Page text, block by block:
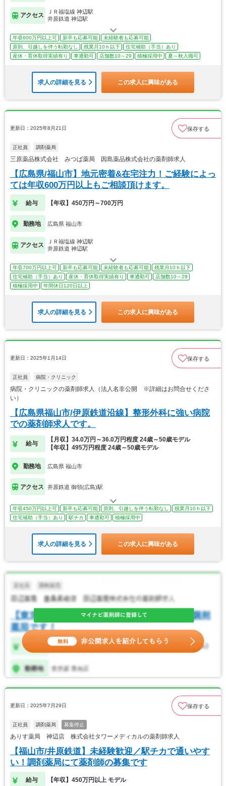
アクセス
ＪＲ福塩線 神辺駅
井原鉄道 神辺駅
年収600万円以上可 新卒も応募可能
未経験者も応募可能
原則、引越しを伴う転勤なし
残業月10ｈ以下
住宅補助（手当）あり
産休・育休取得実績有り
車通勤可 店舗数10～29 積極採用中 夏～秋入職可
求人の詳細を見る この求人に興味がある
更新日：2025年8月21日 保存する
正社員 調剤薬局
三原薬品株式会社 みつば薬局 因島薬品株式会社の薬剤師求人
【広島県/福山市】地元密着&在宅注力！ご経験によっ
ては年収600万円以上もご相談頂けます。
給与 【年収】450万円～700万円
勤務地 広島県 福山市
アクセス
ＪＲ福塩線 神辺駅
井原鉄道 神辺駅
年収700万円以上可 新卒も応募可能 未経験者も応募可能
残業月10ｈ以下
住宅補助（手当）あり
産休・育休取得実績有り 車通勤可
店舗数10～29
積極採用中
年間休日120日以上
求人の詳細を見る この求人に興味がある
更新日：2025年1月14日 保存する
正社員 病院・クリニック
病院・クリニックの薬剤師求人（法人名非公開 ※詳細はお問合せくださ
い）
【広島県福山市/伊原鉄道沿線】整形外科に強い病院
での薬剤師求人です。
給与
【月収】34.0万円～36.0万円程度 24歳～50歳モデル
【年収】495万円程度 24歳～50歳モデル
勤務地 広島県 福山市
アクセス 井原鉄道 御領(広島)駅
年収450万円以上可 新卒も応募可能 原則、引越しを伴う転勤なし
残業月10ｈ以下
住宅補助（手当）あり
駅チカ 車通勤可 積極採用中
求人の詳細を見る この求人に興味がある
更新日：2025年7月29日 保存する
正社員 調剤薬局 募集停止
ありす薬局 神辺店 株式会社タワーメディカルの薬剤師求人
【福山市/井原鉄道】未経験歓迎／駅チカで通いやす
い！調剤薬局にて薬剤師の募集です
給与 【年収】450万円以上 モデル